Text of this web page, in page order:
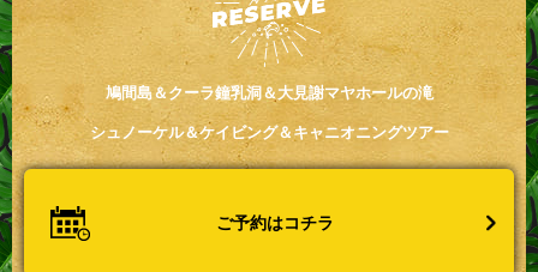
鳩間島＆クーラ鐘乳洞＆大見謝マヤホールの滝
シュノーケル＆ケイビング＆キャニオニングツアー
ご予約はコチラ